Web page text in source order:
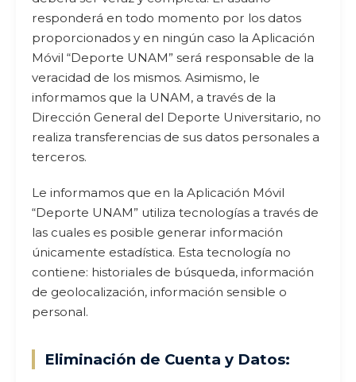
responderá en todo momento por los datos
proporcionados y en ningún caso la Aplicación
Móvil “Deporte UNAM” será responsable de la
veracidad de los mismos. Asimismo, le
informamos que la UNAM, a través de la
Dirección General del Deporte Universitario, no
realiza transferencias de sus datos personales a
terceros.
Le informamos que en la Aplicación Móvil
“Deporte UNAM” utiliza tecnologías a través de
las cuales es posible generar información
únicamente estadística. Esta tecnología no
contiene: historiales de búsqueda, información
de geolocalización, información sensible o
personal.
Eliminación de Cuenta y Datos: